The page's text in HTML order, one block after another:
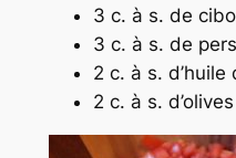
3 c. à s. de
3 c. à s. de
2 c. à s. d’huile
2 c. à s.